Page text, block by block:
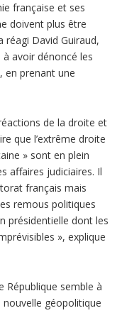
française et ses
doivent plus être
réagi David Guiraud,
à avoir dénoncé les
en prenant une
de la droite et
que l’extrême droite
» sont en plein
affaires judiciaires. Il
français mais
remous politiques
présidentielle dont les
», explique
République semble à
géopolitique